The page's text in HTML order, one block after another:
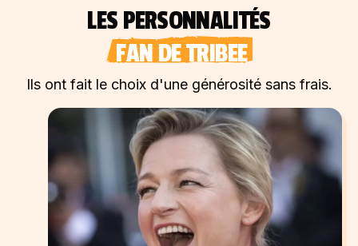
LES PERSONNALITÉS
FAN DE TRIBEE
Ils ont fait le choix d'une générosité sans frais.